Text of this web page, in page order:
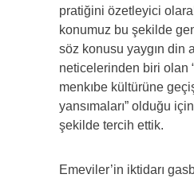
pratiğini özetleyici
konumuz bu şekilde
söz konusu yaygın din
neticelerinden biri olan
menkıbe kültürüne
yansımaları” olduğu
şekilde tercih ettik.
Emeviler’in iktidarı